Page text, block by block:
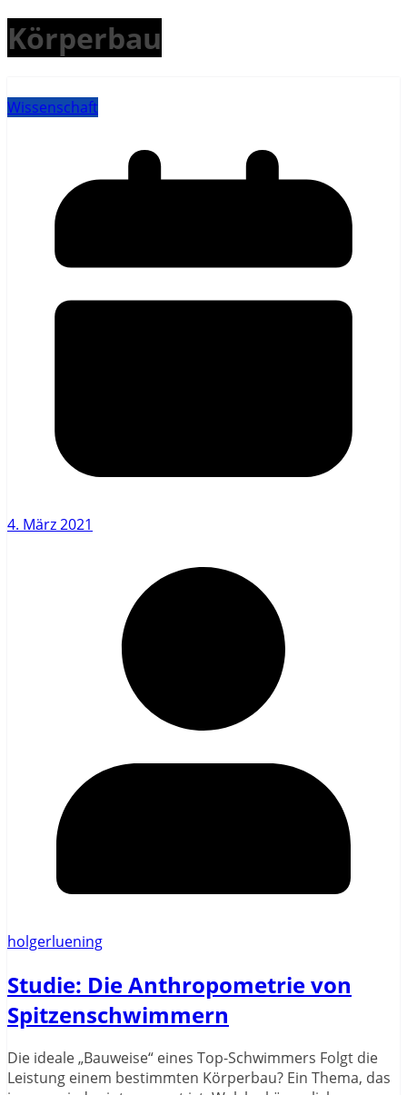
Körperbau
Wissenschaft
4. März 2021
holgerluening
Studie: Die Anthropometrie von
Spitzenschwimmern
Die ideale „Bauweise“ eines Top-Schwimmers Folgt die
Leistung einem bestimmten Körperbau? Ein Thema, das